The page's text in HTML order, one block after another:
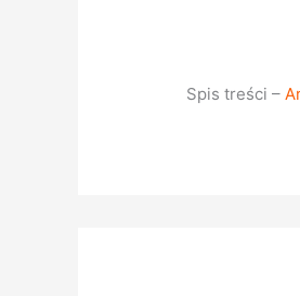
Spis treści –